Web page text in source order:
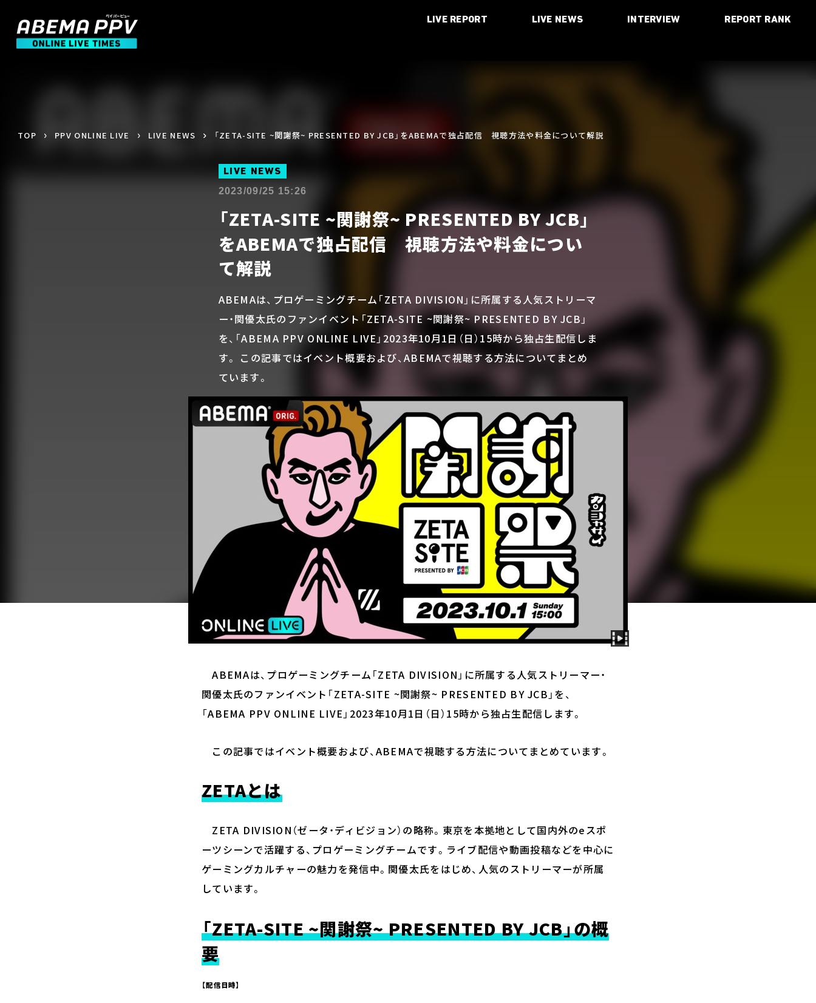
LIVE REPORT LIVE NEWS INTERVIEW REPORT RANK
TOP PPV ONLINE LIVE LIVE NEWS 「ZETA-SITE ~関謝祭~ PRESENTED BY JCB」をABEMAで独占配信 視聴方法や料金について解説
LIVE NEWS
2023/09/25 15:26
「ZETA-SITE ~関謝祭~ PRESENTED BY JCB」
をABEMAで独占配信 視聴方法や料金につい
て解説
ABEMAは、プロゲーミングチーム「ZETA DIVISION」に所属する人気ストリーマ
ー・関優太氏のファンイベント「ZETA-SITE ~関謝祭~ PRESENTED BY JCB」
を、「ABEMA PPV ONLINE LIVE」2023年10月1日（日）15時から独占生配信しま
す。 この記事ではイベント概要および、ABEMAで視聴する方法についてまとめ
ています。
ABEMAは、プロゲーミングチーム「ZETA DIVISION」に所属する人気ストリーマー・
関優太氏のファンイベント「ZETA-SITE ~関謝祭~ PRESENTED BY JCB」を、
「ABEMA PPV ONLINE LIVE」2023年10月1日（日）15時から独占生配信します。
この記事ではイベント概要および、ABEMAで視聴する方法についてまとめています。
ZETAとは
ZETA DIVISION（ゼータ・ディビジョン）の略称。東京を本拠地として国内外のeスポ
ーツシーンで活躍する、プロゲーミングチームです。ライブ配信や動画投稿などを中心に
ゲーミングカルチャーの魅力を発信中。関優太氏をはじめ、人気のストリーマーが所属
しています。
「ZETA-SITE ~関謝祭~ PRESENTED BY JCB」の概
要
【配信日時】